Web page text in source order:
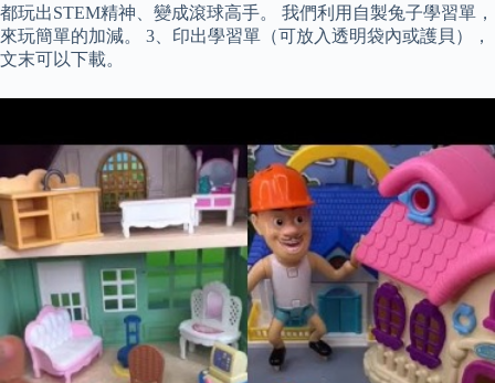
都玩出STEM精神、變成滾球高手。 我們利用自製兔子學習單，
來玩簡單的加減。 3、印出學習單（可放入透明袋內或護貝），
文末可以下載。